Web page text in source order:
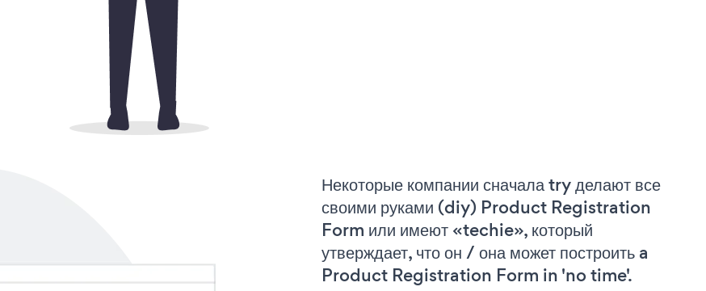
Некоторые компании сначала try делают все
своими руками (diy) Product Registration
Form или имеют «techie», который
утверждает, что он / она может построить a
Product Registration Form in 'no time'.